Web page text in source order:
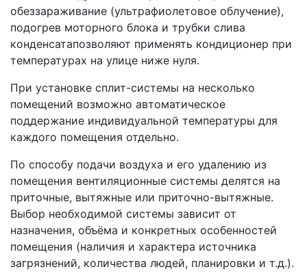
обеззараживание (ультрафиолетовое облучение),
подогрев моторного блока и трубки слива
конденсатапозволяют применять кондиционер при
температурах на улице ниже нуля.
При установке сплит-системы на несколько
помещений возможно автоматическое
поддержание индивидуальной температуры для
каждого помещения отдельно.
По способу подачи воздуха и его удалению из
помещения вентиляционные системы делятся на
приточные, вытяжные или приточно-вытяжные.
Выбор необходимой системы зависит от
назначения, объёма и конкретных особенностей
помещения (наличия и характера источника
загрязнений, количества людей, планировки и т.д.).